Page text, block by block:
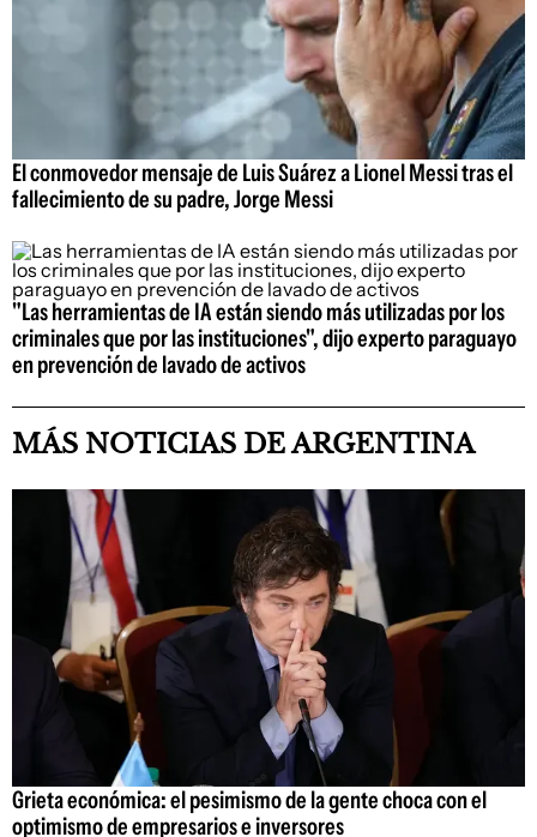
El conmovedor mensaje de Luis Suárez a Lionel Messi tras el
fallecimiento de su padre, Jorge Messi
"Las herramientas de IA están siendo más utilizadas por los
criminales que por las instituciones", dijo experto paraguayo
en prevención de lavado de activos
MÁS NOTICIAS DE ARGENTINA
Grieta económica: el pesimismo de la gente choca con el
optimismo de empresarios e inversores